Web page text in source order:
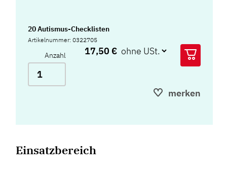
20 Autismus-Checklisten
Artikelnummer: 0322705
Anzahl 17,50 €
merken
Einsatzbereich